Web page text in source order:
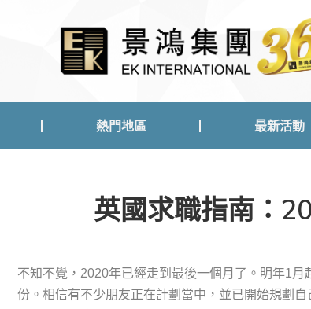
熱門地區 最新活動
英國求職指南：
不知不覺，2020年已經走到最後一個月了。明年1
份。相信有不少朋友正在計劃當中，並已開始規劃
熱門地區 最新活動